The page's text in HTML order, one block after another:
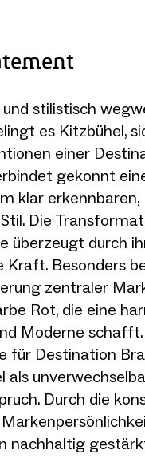
stilistisch
es Kitzbühel,
einer
gekonnt
klar erkennbaren,
Die
überzeugt durch
Kraft. Besonders
zentraler
Rot, die eine
Moderne schafft.
für Destination
als
Durch die
nachhaltig